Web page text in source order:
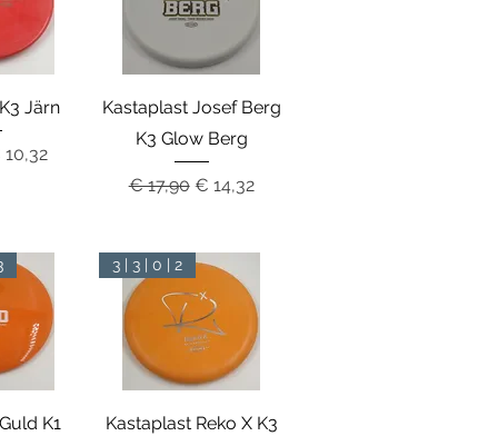
Järn Snel overzicht
Kastaplast Josef Berg
K3 Glow Berg
Normale prijs
€ 17,90 Verkoopprijs
€ 14,32
K1 Snel overzicht
3 | 3 | 0 | 2
Kastaplast Reko X K3